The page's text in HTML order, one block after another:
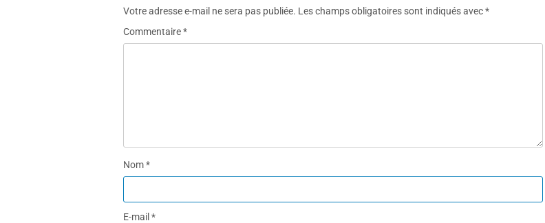
Votre adresse e-mail ne sera pas publiée. Les champs obligatoires sont indiqués avec*
Commentaire*
Nom*
E-mail *